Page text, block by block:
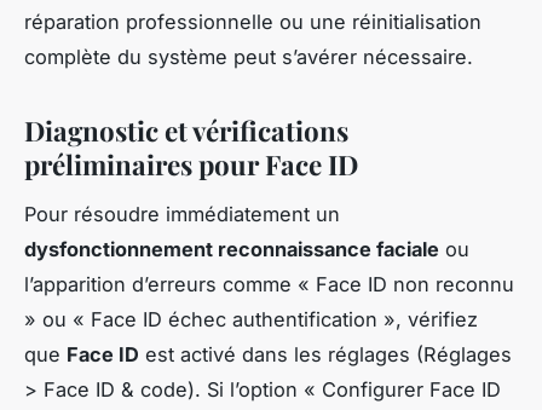
réparation professionnelle ou une réinitialisation
complète du système peut s’avérer nécessaire.
Diagnostic et vérifications
préliminaires pour Face ID
Pour résoudre immédiatement un
dysfonctionnement reconnaissance faciale ou
l’apparition d’erreurs comme « Face ID non reconnu
» ou « Face ID échec authentification », vérifiez
que Face ID est activé dans les réglages (Réglages
> Face ID & code). Si l’option « Configurer Face ID